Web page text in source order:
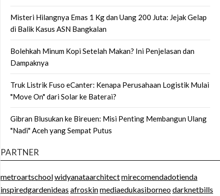
Misteri Hilangnya Emas 1 Kg dan Uang 200 Juta: Jejak Gelap
di Balik Kasus ASN Bangkalan
Bolehkah Minum Kopi Setelah Makan? Ini Penjelasan dan
Dampaknya
Truk Listrik Fuso eCanter: Kenapa Perusahaan Logistik Mulai
"Move On" dari Solar ke Baterai?
Gibran Blusukan ke Bireuen: Misi Penting Membangun Ulang
"Nadi" Aceh yang Sempat Putus
PARTNER
metroartschoolwidyanataarchitectmirecomendadotienda
inspiredgardenideas afroskinmediaedukasiborneodarknetbills